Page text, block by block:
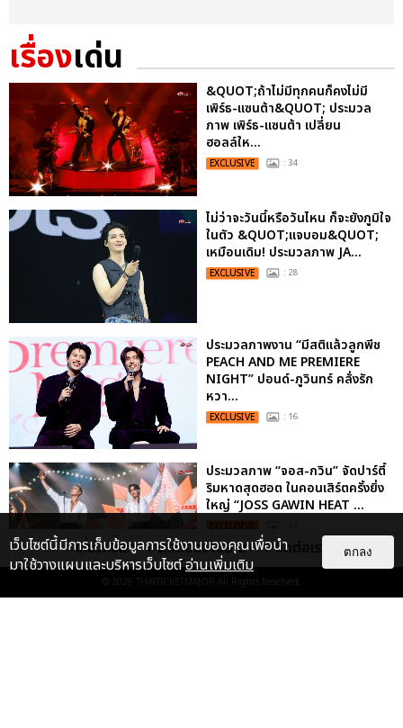
เรื่องเด่น
&QUOT;ถ้าไม่มีทุกคนก็คงไม่มี
เพิร์ธ-แซนต้า&QUOT; ประมวล
ภาพ เพิร์ธ-แซนต้า เปลี่ยน
ฮอลล์ให...
EXCLUSIVE : 34
ไม่ว่าจะวันนี้หรือวันไหน ก็จะยังภูมิใจ
ในตัว &QUOT;แจบอม&QUOT;
เหมือนเดิม! ประมวลภาพ JA...
EXCLUSIVE : 28
ประมวลภาพงาน “มีสติแล้วลูกพีช
PEACH AND ME PREMIERE
NIGHT” ปอนด์-ภูวินทร์ คลั่งรัก
หวา...
EXCLUSIVE : 16
ประมวลภาพ “จอส-กวิน” จัดปาร์ตี้
ริมหาดสุดฮอต ในคอนเสิร์ตครั้งยิ่ง
ใหญ่ “JOSS GAWIN HEAT ...
EXCLUSIVE
“ช่วงเวลาที่ไม่ได้เจอกันพิสูจน์แล้วว่า
เกี่ยวกับเรา ติดต่อลงโฆษณา ติดต่อเรา
© 2026 THAITICKETMAJOR All Rights Reserved.
เว็บไซต์นี้มีการเก็บข้อมูลการใช้งานของคุณเพื่อนำ
มาใช้วางแผนและบริหารเว็บไซต์อ่านเพิ่มเติม
ตกลง